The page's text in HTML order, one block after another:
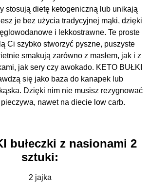
stosują dietę ketogeniczną lub unikają
je bez użycia tradycyjnej mąki, dzięki
i lekkostrawne. Te proste
Ci szybko stworzyć pyszne, puszyste
smakują zarówno z masłem, jak i z
jak sery czy awokado. KETO BUŁKI
się jako baza do kanapek lub
Dzięki nim nie musisz rezygnować
nawet na diecie low carb.
bułeczki z nasionami 2
sztuki:
2 jajka